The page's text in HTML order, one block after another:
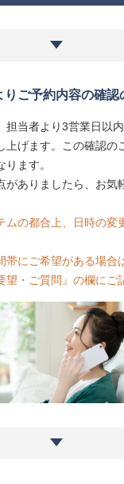
りご予約内容の確認
担当者より3営業日以
上げます。この確認の
ます。
がありましたら、お気
の都合上、日時の変
にご希望がある場合
望・ご質問』の欄にご